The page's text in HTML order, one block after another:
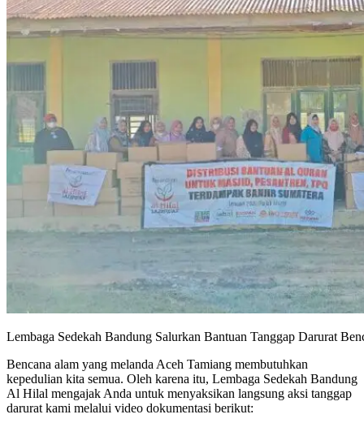
Lembaga Sedekah Bandung Salurkan Bantuan Tanggap Darurat
Bencana alam yang melanda Aceh Tamiang membutuhkan
kepedulian kita semua. Oleh karena itu, Lembaga Sedekah Bandung
Al Hilal mengajak Anda untuk menyaksikan langsung aksi tanggap
darurat kami melalui video dokumentasi berikut: